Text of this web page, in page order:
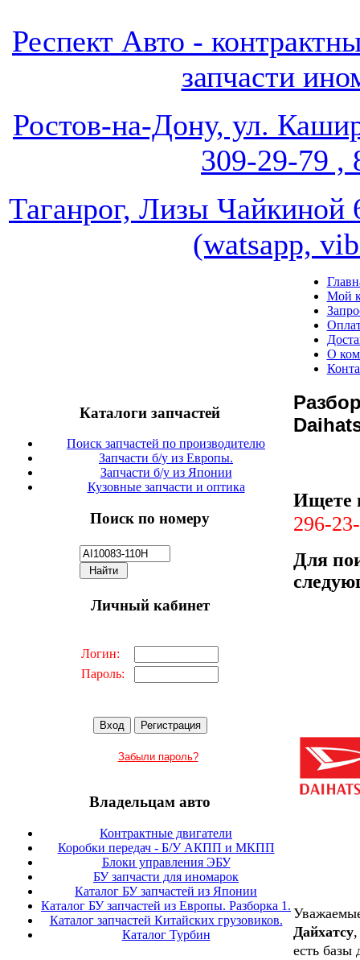
Респект Авто -
запчасти
Ростов-на-Дону, ул.
309-29-79 ,
Таганрог, Лизы
(watsapp,
Мой
О
Каталоги запчастей
Поиск запчастей по производителю
Запчасти б/у из Европы.
Запчасти б/у из Японии
Кузовные запчасти и оптика
Поиск по номеру
Личный кабинет
Логин:
Пароль:
Забыли пароль?
Владельцам авто
Контрактные двигатели
Коробки передач - Б/У АКПП и МКПП
Блоки управления ЭБУ
БУ запчасти для иномарок
Каталог БУ запчастей из Японии
Каталог БУ запчастей из Европы. Разборка 1.
Каталог запчастей Китайских грузовиков.
Каталог Турбин
Ищете
296-
Для
Дайхатсу
есть базы